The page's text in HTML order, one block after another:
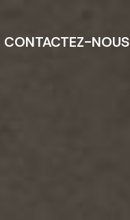
CONTACTEZ-NOUS